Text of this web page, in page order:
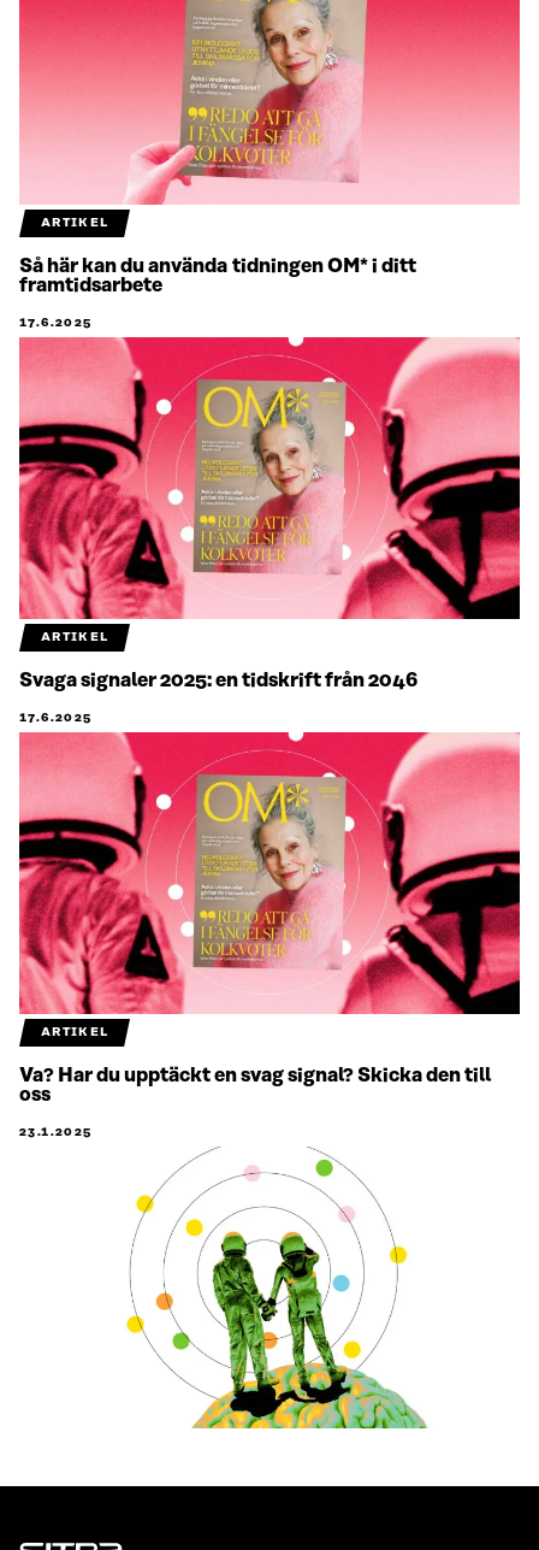
ARTIKEL
Så här kan du använda tidningen OM* i ditt
framtidsarbete
17.6.2025
ARTIKEL
Svaga signaler 2025: en tidskrift från 2046
17.6.2025
ARTIKEL
Va? Har du upptäckt en svag signal? Skicka den till
oss
23.1.2025